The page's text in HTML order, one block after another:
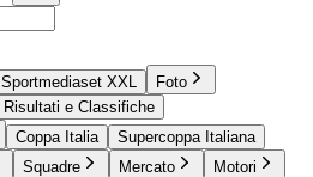
Sportmediaset XXL
Foto
Risultati e Classifiche
Coppa Italia
Supercoppa Italiana
Squadre Mercato
Motori